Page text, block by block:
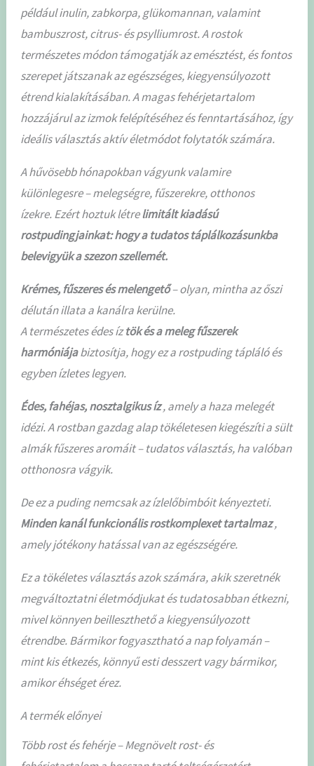
például inulin, zabkorpa, glükomannan, valamint
bambuszrost, citrus- és psylliumrost. A rostok
természetes módon támogatják az emésztést, és fontos
szerepet játszanak az egészséges, kiegyensúlyozott
étrend kialakításában. A magas fehérjetartalom
hozzájárul az izmok felépítéséhez és fenntartásához, így
ideális választás aktív életmódot folytatók számára.
A hűvösebb hónapokban vágyunk valamire
különlegesre – melegségre, fűszerekre, otthonos
ízekre. Ezért hoztuk létrelimitált kiadású
rostpudingjainkat: hogy a tudatos táplálkozásunkba
belevigyük a szezon szellemét.
Krémes, fűszeres és melengető– olyan, mintha az őszi
délután illata a kanálra kerülne.
A természetes édes íztökés a meleg fűszerek
harmóniájabiztosítja, hogy ez a rostpuding tápláló és
egyben ízletes legyen.
Édes, fahéjas, nosztalgikus íz, amely a haza melegét
idézi. A rostban gazdag alap tökéletesen kiegészíti a sült
almák fűszeres aromáit – tudatos választás, ha valóban
otthonosra vágyik.
De ez a puding nemcsak az ízlelőbimbóit kényezteti.
Minden kanál funkcionális rostkomplexet tartalmaz,
amely jótékony hatással van az egészségére.
Ez a tökéletes választás azok számára, akik szeretnék
megváltoztatni életmódjukat és tudatosabban étkezni,
mivel könnyen beilleszthető a kiegyensúlyozott
étrendbe. Bármikor fogyasztható a nap folyamán –
mint kis étkezés, könnyű esti desszert vagy bármikor,
amikor éhséget érez.
A termék előnyei
Több rost és fehérje – Megnövelt rost- és